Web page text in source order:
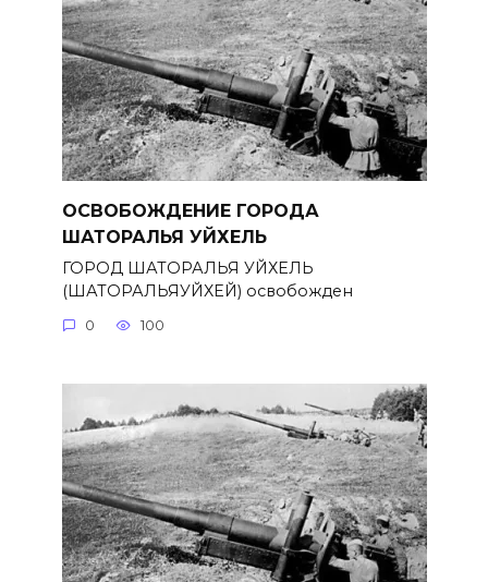
ОСВОБОЖДЕНИЕ ГОРОДА
ШАТОРАЛЬЯ УЙХЕЛЬ
ГОРОД ШАТОРАЛЬЯ УЙХЕЛЬ
(ШАТОРАЛЬЯУЙХЕЙ) освобожден
0 100